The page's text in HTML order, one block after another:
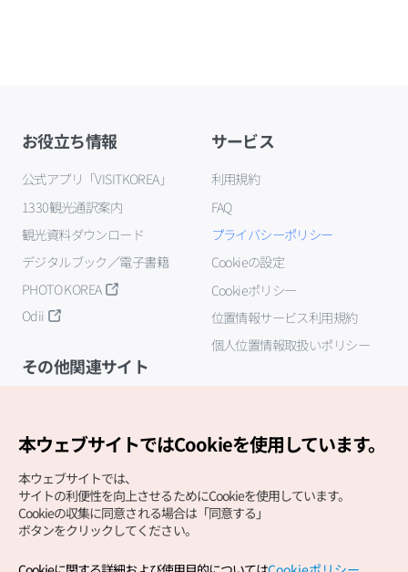
お役立ち情報
公式アプリ「VISITKOREA」
1330観光通訳案内
観光資料ダウンロード
デジタルブック／電子書籍
PHOTO KOREA
Odii
サービス
利用規約
FAQ
プライバシーポリシー
Cookieの設定
Cookieポリシー
位置情報サービス利用規約
個人位置情報取扱いポリシー
その他関連サイト
本ウェブサイトではCookieを使用しています。
本ウェブサイトでは、
サイトの利便性を向上させるためにCookieを使用しています。
Cookieの収集に同意される場合は「同意する」
ボタンをクリックしてください。